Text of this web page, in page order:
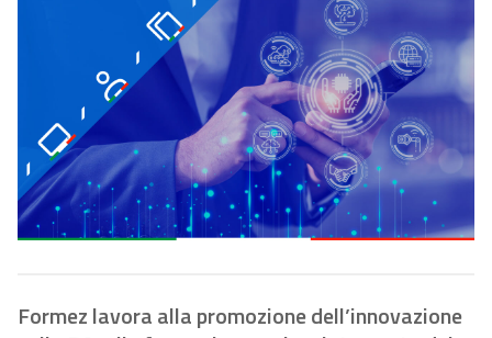
Formez lavora alla promozione dell’innovazione